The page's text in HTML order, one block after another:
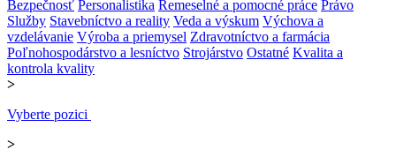
Bezpečnosť Personalistika Remeselné a pomocné práce Právo
Služby Stavebníctvo a reality Veda a výskum Výchova a
vzdelávanie Výroba a priemysel Zdravotníctvo a farmácia
Poľnohospodárstvo a lesníctvo Strojárstvo Ostatné Kvalita a
kontrola kvality
>
Vyberte pozici
>